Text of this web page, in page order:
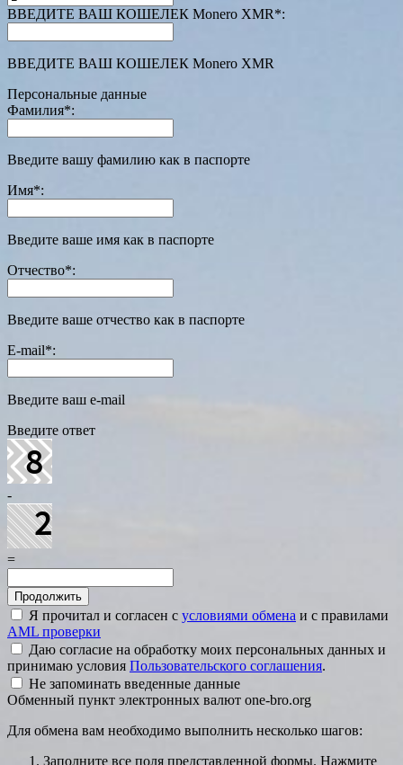
ВВЕДИТЕ ВАШ КОШЕЛЕК Monero XMR*:
ВВЕДИТЕ ВАШ КОШЕЛЕК Monero XMR
Персональные данные
Фамилия*:
Введите вашу фамилию как в паспорте
Имя*:
Введите ваше имя как в паспорте
Отчество*:
Введите ваше отчество как в паспорте
E-mail*:
Введите ваш e-mail
Введите ответ
-
=
Я прочитал и согласен с условиями обмена и с правилами
AML проверки
Даю согласие на обработку моих персональных данных и
принимаю условия Пользовательского соглашения.
Не запоминать введенные данные
Обменный пункт электронных валют one-bro.org
Для обмена вам необходимо выполнить несколько шагов:
Заполните все поля представленной формы. Нажмите